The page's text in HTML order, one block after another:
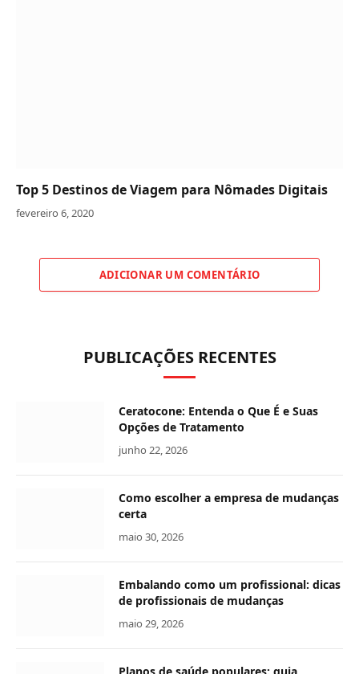
Top 5 Destinos de Viagem para Nômades Digitais
fevereiro 6, 2020
ADICIONAR UM COMENTÁRIO
PUBLICAÇÕES RECENTES
Ceratocone: Entenda o Que É e Suas
Opções de Tratamento
junho 22, 2026
Como escolher a empresa de mudanças
certa
maio 30, 2026
Embalando como um profissional: dicas
de profissionais de mudanças
maio 29, 2026